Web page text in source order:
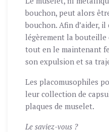
bouchon, peut alors
bouchon. Afin d’aider,
légèrement la
tout en le maintenant
son expulsion et sa
Les placomusophiles
leur collection de
plaques de muselet.
Le saviez-vous ?